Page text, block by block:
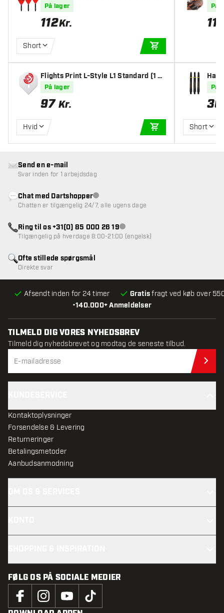
Clayton Kite - Dart Flights
På lager
112Kr.
Short
Flights Print L-Style L1 Standard (1 S
æt)
På lager
97 Kr.
Hvid
TILFØJ TIL KURV
art
På
11
ter
På
30
Short
•140.000+ Anmeldelser
Afsendt inden for 24 timer Gratisfragt ved køb over
Ofte stillede spørgsmål
Direkte svar
Send en e-mail
Svar inden for 1 arbejdsdag
Chat med DartshopperKundeservice ikke tilgængelig
Chatten er tilgængelig 24/7, alle ugens dage
Ring til os +31(0) 85 000 26 19Kundeservice ikke tilgængelig
Tilgængelig på hverdage 8:00-21:00 (engelsk)
TILMELD DIG VORES NYHEDSBREV
Tilmeld dig nyhedsbrevet og modtag de seneste tilbud.
Kontaktoplysninger
Forsendelse & Levering
Returneringer
Betalingsmetoder
Aanbudsanmodning
FØLG OS PÅ SOCIALE MEDIER